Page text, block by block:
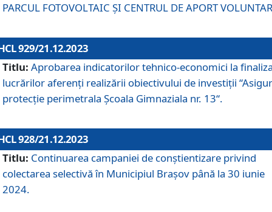
PARCUL FOTOVOLTAIC ȘI CENTRUL DE APORT
929/21.12.2023
Titlu: Aprobarea indicatorilor tehnico-economici la
lucrărilor aferenți realizării obiectivului de investiții
protecție perimetrala Școala Gimnaziala nr. 13“.
928/21.12.2023
Titlu: Continuarea campaniei de conștientizare privind
colectarea selectivă în Municipiul Braşov până la 30 iunie
2024.